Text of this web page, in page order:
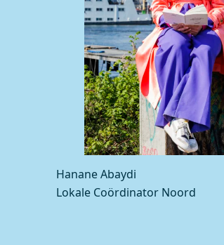
Hanane Abaydi
Lokale Coördinator Noord